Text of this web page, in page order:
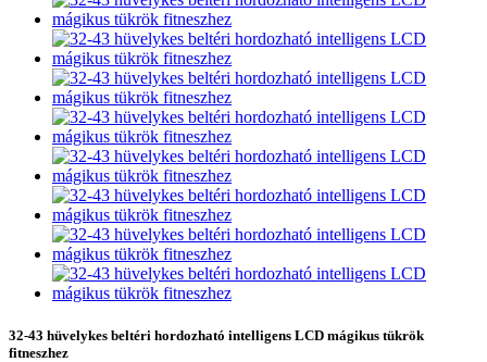
32-43 hüvelykes beltéri hordozható intelligens LCD mágikus tükrök
fitneszhez